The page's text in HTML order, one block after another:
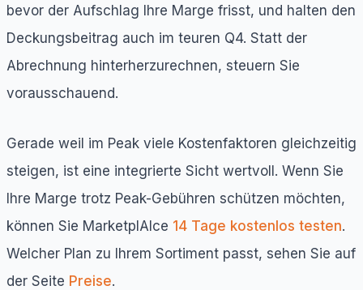
bevor der Aufschlag Ihre Marge frisst, und halten den
Deckungsbeitrag auch im teuren Q4. Statt der
Abrechnung hinterherzurechnen, steuern Sie
vorausschauend.
Gerade weil im Peak viele Kostenfaktoren gleichzeitig
steigen, ist eine integrierte Sicht wertvoll. Wenn Sie
Ihre Marge trotz Peak-Gebühren schützen möchten,
können Sie MarketplAIce 14 Tage kostenlos testen.
Welcher Plan zu Ihrem Sortiment passt, sehen Sie auf
der Seite Preise.